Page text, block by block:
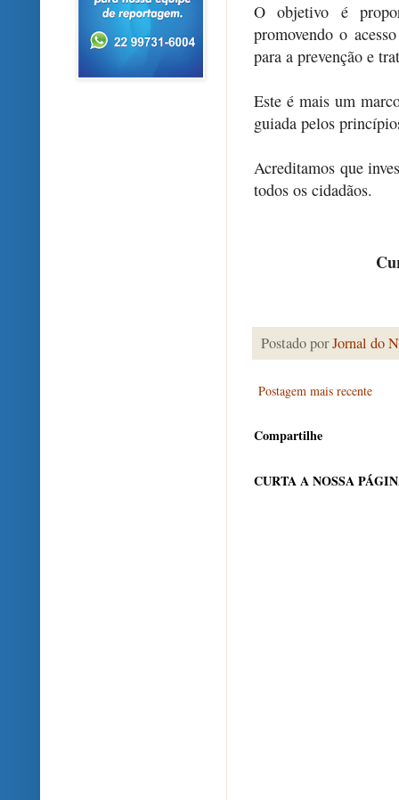
O objetivo é
promovendo o
para a prevenção e
Este é mais um
guiada pelos
Acreditamos que
todos os cidadãos.
Postado porJornal do
Postagem mais recente
Compartilhe
CURTA A NOSSA